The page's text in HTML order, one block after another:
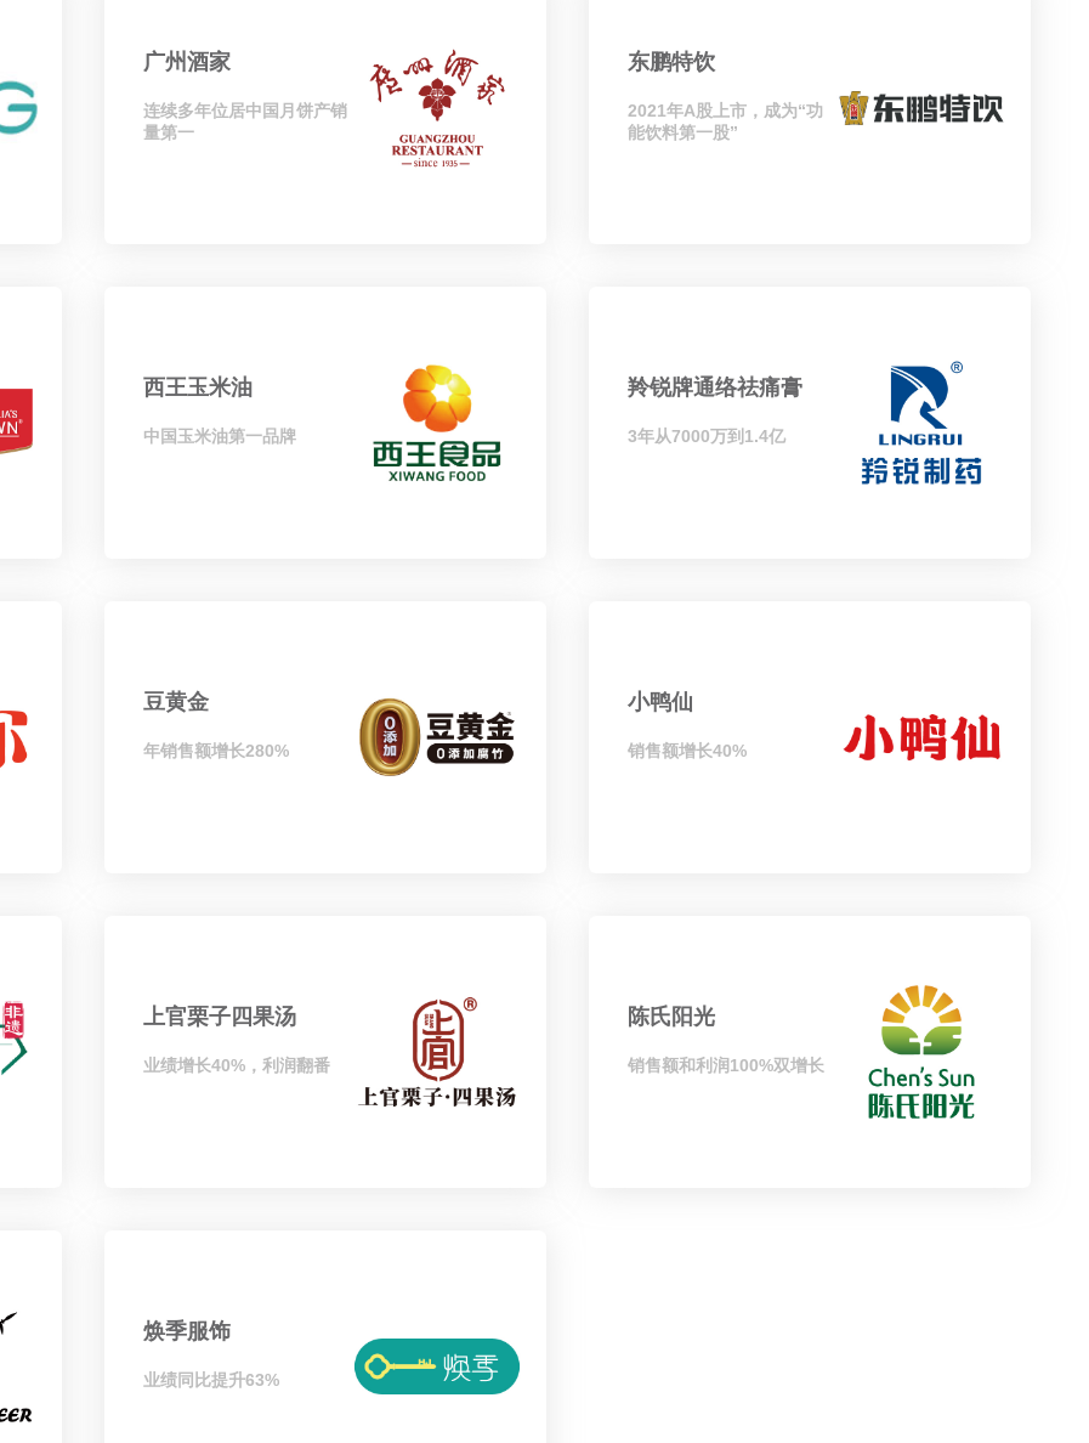
广州酒家
连续多年位居中国月饼产销
量第一
东鹏特饮
2021年A股上市，成为“功
能饮料第一股”
西王玉米油
中国玉米油第一品牌
羚锐牌通络祛痛膏
3年从7000万到1.4亿
豆黄金
年销售额增长280%
小鸭仙
销售额增长40%
上官栗子四果汤
业绩增长40%，利润翻番
陈氏阳光
销售额和利润100%双增长
焕季服饰
业绩同比提升63%